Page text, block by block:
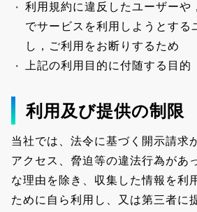
利用規約に違反したユーザーや
でサービスを利用しようとする
し，ご利用をお断りするため
上記の利用目的に付随する目的
利用及び提供の制限
当社では、法令に基づく開示請求
アクセス、脅迫等の違法行為があ
な理由を除き、収集した情報を利
ために自ら利用し、又は第三者に